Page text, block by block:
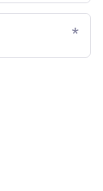
*